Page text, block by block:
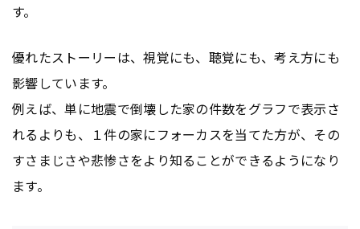
す。
優れたストーリーは、視覚にも、聴覚にも、考え方にも
影響しています。
例えば、単に地震で倒壊した家の件数をグラフで表示さ
れるよりも、１件の家にフォーカスを当てた方が、その
すさまじさや悲惨さをより知ることができるようになり
ます。